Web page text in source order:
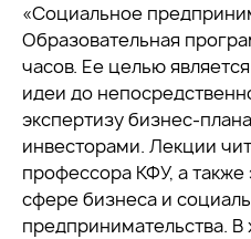
«Социальное
Образовательная
часов. Ее целью
идеи до
экспертизу бизнес-
инвесторами. Лекции
профессора КФУ, а также
сфере бизнеса и
предпринимательства.